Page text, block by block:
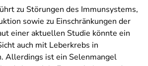
zu Störungen des Immunsystems,
sowie zu Einschränkungen der
einer aktuellen Studie könnte ein
auch mit Leberkrebs in
Allerdings ist ein Selenmangel